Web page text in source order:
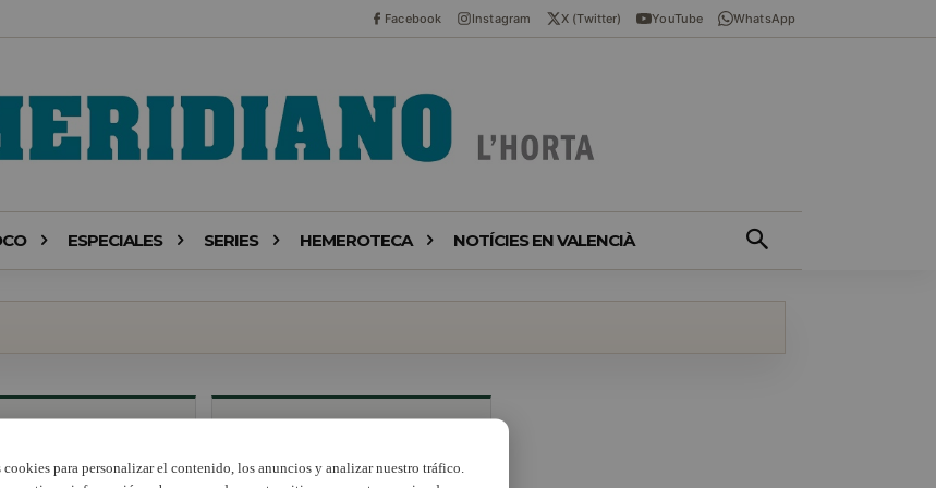
Facebook Instagram X (Twitter) YouTube WhatsApp
ESPECIALES SERIES HEMEROTECA NOTÍCIES EN VALENCIÀ
para personalizar el contenido, los anuncios y analizar nuestro tráfico.